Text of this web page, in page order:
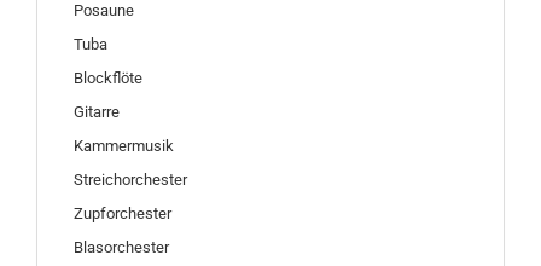
Posaune
Tuba
Blockflöte
Gitarre
Kammermusik
Streichorchester
Zupforchester
Blasorchester